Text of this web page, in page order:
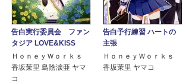
告白実行委員会 ファン
タジア LOVE&KISS
ＨｏｎｅｙＷｏｒｋｓ
香坂茉里 島陰涙亜 ヤマ
コ
告白予行練習 ハートの
主張
ＨｏｎｅｙＷｏｒｋｓ
香坂茉里 ヤマコ